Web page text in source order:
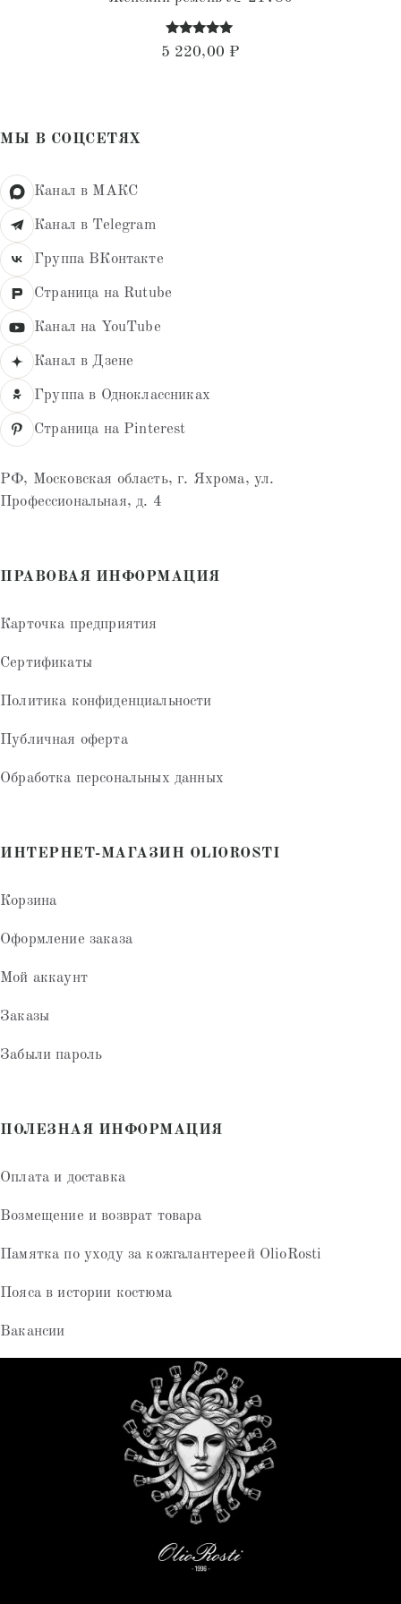
Оценка
4.94
5 220,00 ₽
МЫ В СОЦСЕТЯХ
Канал в МАКС
Канал в Telegram
Группа ВКонтакте
Страница на Rutube
Канал на YouTube
Канал в Дзене
Группа в Одноклассниках
Страница на Pinterest
РФ, Московская область, г. Яхрома, ул.
Профессиональная, д. 4
ПРАВОВАЯ ИНФОРМАЦИЯ
Карточка предприятия
Сертификаты
Политика конфиденциальности
Публичная оферта
Обработка персональных данных
ИНТЕРНЕТ-МАГАЗИН OLIOROSTI
Корзина
Оформление заказа
Мой аккаунт
Заказы
Забыли пароль
ПОЛЕЗНАЯ ИНФОРМАЦИЯ
Оплата и доставка
Возмещение и возврат товара
Памятка по уходу за кожгалантереей OlioRosti
Пояса в истории костюма
Вакансии